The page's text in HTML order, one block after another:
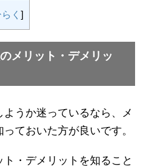
く ]
メリット・デメリッ
うか迷っているなら、メ
ておいた方が良いです。
・デメリットを知ること